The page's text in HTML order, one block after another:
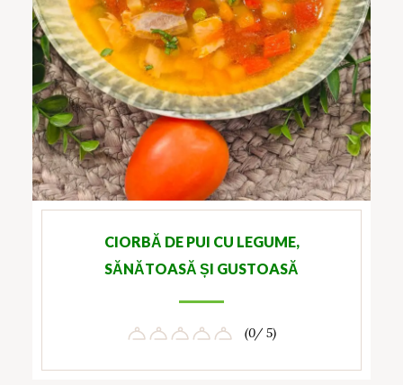
CIORBĂ DE PUI CU LEGUME,
SĂNĂTOASĂ ȘI GUSTOASĂ
(0/ 5)